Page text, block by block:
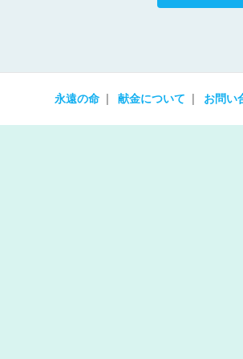
永遠の命 献金について お問い